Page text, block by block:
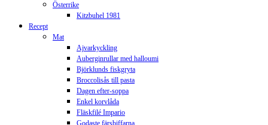
Österrike
Kitzbuhel 1981
Recept
Mat
Ajvarkyckling
Auberginrullar med halloumi
Björklunds fiskgryta
Broccolisås till pasta
Dagen efter-soppa
Enkel korvlåda
Fläskfilé Impario
Godaste färsbiffarna